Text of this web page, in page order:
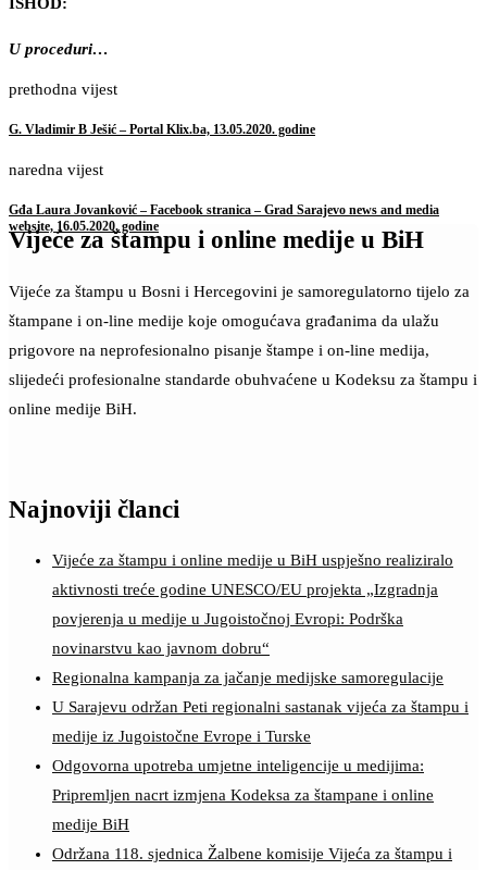
ISHOD:
U proceduri…
prethodna vijest
G. Vladimir B Ješić – Portal Klix.ba, 13.05.2020. godine
naredna vijest
Gđa Laura Jovanković – Facebook stranica – Grad Sarajevo news and media
website, 16.05.2020. godine
Vijeće za štampu i online medije u BiH
Vijeće za štampu u Bosni i Hercegovini je samoregulatorno tijelo za
štampane i on-line medije koje omogućava građanima da ulažu
prigovore na neprofesionalno pisanje štampe i on-line medija,
slijedeći profesionalne standarde obuhvaćene u Kodeksu za štampu i
online medije BiH.
Najnoviji članci
Vijeće za štampu i online medije u BiH uspješno realiziralo
aktivnosti treće godine UNESCO/EU projekta „Izgradnja
povjerenja u medije u Jugoistočnoj Evropi: Podrška
novinarstvu kao javnom dobru“
Regionalna kampanja za jačanje medijske samoregulacije
U Sarajevu održan Peti regionalni sastanak vijeća za štampu i
medije iz Jugoistočne Evrope i Turske
Odgovorna upotreba umjetne inteligencije u medijima:
Pripremljen nacrt izmjena Kodeksa za štampane i online
medije BiH
Održana 118. sjednica Žalbene komisije Vijeća za štampu i